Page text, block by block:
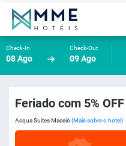
Check-In
08 Ago
Check-Out
09 Ago
Feriado com 5% OFF
Acqua Suites Maceió(Mais sobre o hotel)